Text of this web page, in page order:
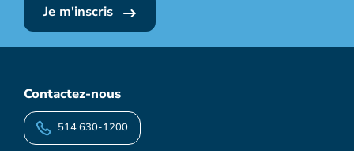
Je m'inscris
Contactez-nous
514 630-1200